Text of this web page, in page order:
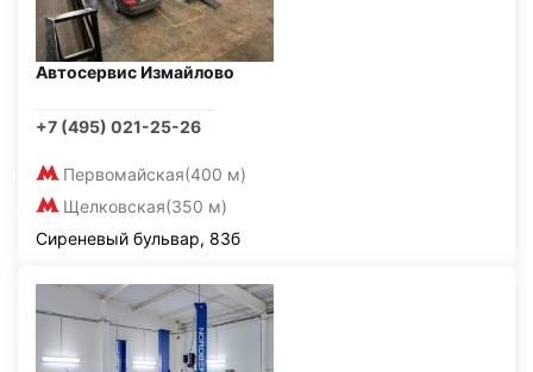
Автосервис Измайлово
+7 (495) 021-25-26
Первомайская(400 м)
Щелковская(350 м)
Сиреневый бульвар, 83б